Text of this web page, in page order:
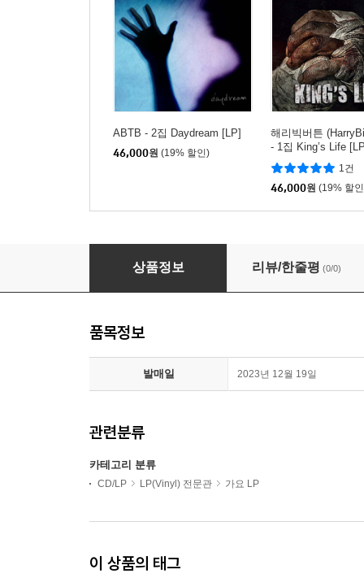
ABTB - 2집 Daydream [LP]
46,000원 (19% 할인)
해리빅버튼
- 1집 King’s Life
1건
46,000원 (19% 할
해리빅버튼 - 3집 Big Fish [LP]
상품정보 리뷰/한줄평 (0/0)
품목정보
발매일 2023년 12월 19일
관련분류
카테고리 분류
CD/LP LP(Vinyl) 전문관 가요 LP
이 상품의 태그